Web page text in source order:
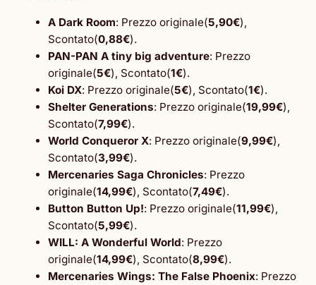
A Dark Room: Prezzo originale(5,90€),
Scontato(0,88€).
PAN-PAN A tiny big adventure: Prezzo
originale(5€), Scontato(1€).
Koi DX: Prezzo originale(5€), Scontato(1€).
Shelter Generations: Prezzo originale(19,99€),
Scontato(7,99€).
World Conqueror X: Prezzo originale(9,99€),
Scontato(3,99€).
Mercenaries Saga Chronicles: Prezzo
originale(14,99€), Scontato(7,49€).
Button Button Up!: Prezzo originale(11,99€),
Scontato(5,99€).
WILL: A Wonderful World: Prezzo
originale(14,99€), Scontato(8,99€).
Mercenaries Wings: The False Phoenix: Prezzo